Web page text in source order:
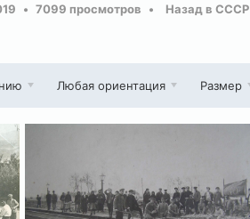
7099 просмотров Назад в СССР
Любая ориентация Размер